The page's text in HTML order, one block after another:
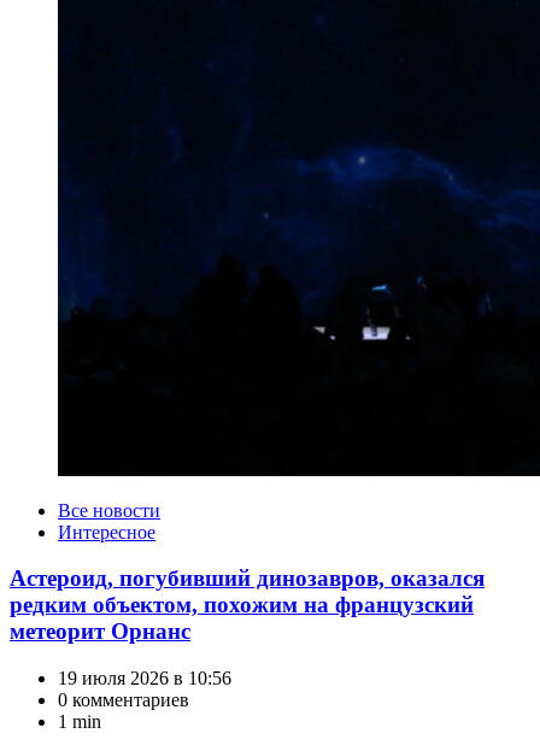
КатегорииВсе новости
Интересное
Астероид, погубивший динозавров, оказался
редким объектом, похожим на французский
метеорит Орнанс
19 июля 2026 в 10:56
0 комментариев
1 min